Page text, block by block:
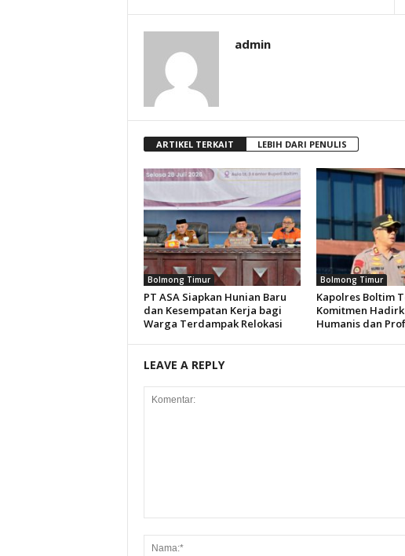
admin
ARTIKEL TERKAIT LEBIH DARI PENULIS
Bolmong Timur
PT ASA Siapkan Hunian Baru
dan Kesempatan Kerja bagi
Warga Terdampak Relokasi
Bolmong Timur
Kapolres Boltim
Komitmen
Humanis dan
LEAVE A REPLY